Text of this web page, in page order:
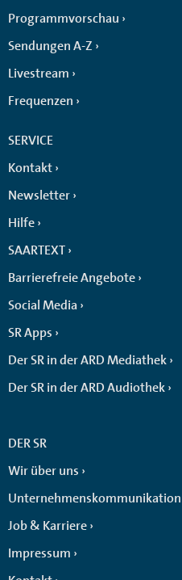
Programmvorschau
Sendungen A-Z
Livestream
Frequenzen
SERVICE
Kontakt
Newsletter
Hilfe
SAARTEXT
Barrierefreie Angebote
Social Media
SR Apps
Der SR in der ARD Mediathek
Der SR in der ARD Audiothek
DER SR
Wir über uns
Unternehmenskommunikation
Job & Karriere
Impressum